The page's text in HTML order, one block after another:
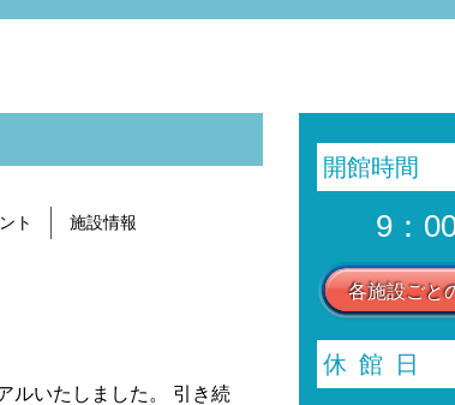
ト 施設情報
ルいたしました。 引き続
開館時間
9：
各施設ごと
休館日